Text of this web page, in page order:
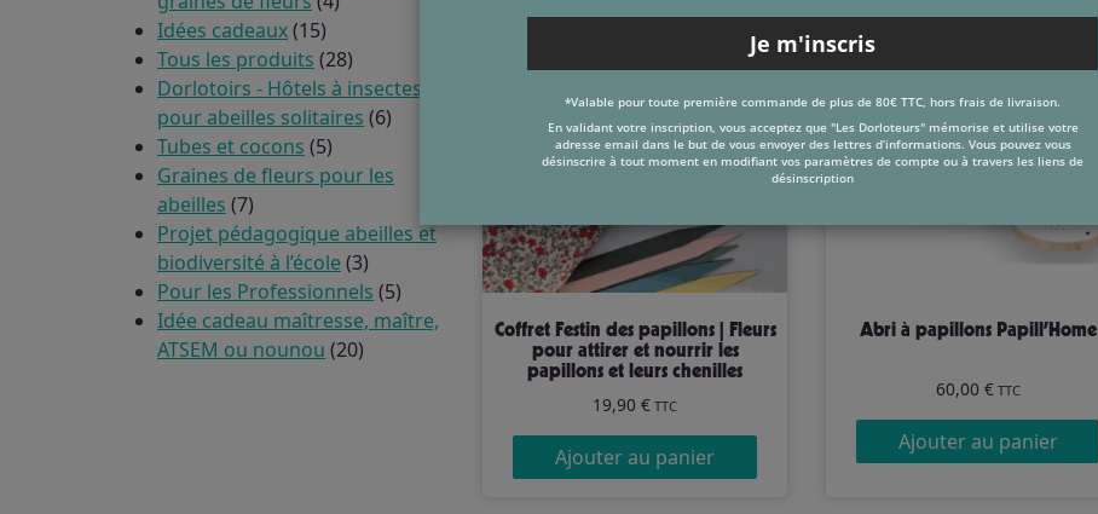
Idées cadeaux 1515
produits
Tous les produits 2828
produits
Dorlotoirs - Hôtels à insectes
pour abeilles solitaires 66
Tubes et cocons 55
produits
Graines de fleurs pour les
abeilles 77
produits
Projet pédagogique abeilles et
biodiversité à l’école 33
produits
Pour les Professionnels 55
produits
Idée cadeau maîtresse, maître,
ATSEM ou nounou 2020
Coffret Festin des papillons | Fleurs
pour attirer et nourrir les
papillons et leurs chenilles
19,90€ TTC
Ajouter au panier
Abri à papillons Papill’Home
60,00 €TTC
Ajouter au panier
*Valable pour toute première commande de plus de 80€ TTC, hors frais de livraison.
En validant votre inscription, vous acceptez que "Les Dorloteurs" mémorise et utilise votre
adresse email dans le but de vous envoyer des lettres d’informations. Vous pouvez vous
désinscrire à tout moment en modifiant vos paramètres de compte ou à travers les liens de
désinscription